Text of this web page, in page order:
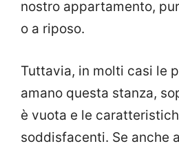
nostro appartamento,
o a riposo.
Tuttavia, in molti casi le
amano questa stanza,
è vuota e le
soddisfacenti. Se anche